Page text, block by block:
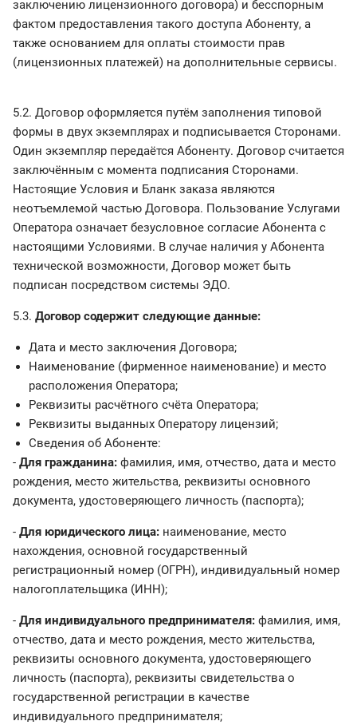
заключению лицензионного договора) и бесспорным
фактом предоставления такого доступа Абоненту, а
также основанием для оплаты стоимости прав
(лицензионных платежей) на дополнительные сервисы.
5.2. Договор оформляется путём заполнения типовой
формы в двух экземплярах и подписывается Сторонами.
Один экземпляр передаётся Абоненту. Договор считается
заключённым с момента подписания Сторонами.
Настоящие Условия и Бланк заказа являются
неотъемлемой частью Договора. Пользование Услугами
Оператора означает безусловное согласие Абонента с
настоящими Условиями. В случае наличия у Абонента
технической возможности, Договор может быть
подписан посредством системы ЭДО.
5.3. Договор содержит следующие данные:
Дата и место заключения Договора;
Наименование (фирменное наименование) и место
расположения Оператора;
Реквизиты расчётного счёта Оператора;
Реквизиты выданных Оператору лицензий;
Сведения об Абоненте:
- Для гражданина: фамилия, имя, отчество, дата и место
рождения, место жительства, реквизиты основного
документа, удостоверяющего личность (паспорта);
- Для юридического лица: наименование, место
нахождения, основной государственный
регистрационный номер (ОГРН), индивидуальный номер
налогоплательщика (ИНН);
- Для индивидуального предпринимателя: фамилия, имя,
отчество, дата и место рождения, место жительства,
реквизиты основного документа, удостоверяющего
личность (паспорта), реквизиты свидетельства о
государственной регистрации в качестве
индивидуального предпринимателя;